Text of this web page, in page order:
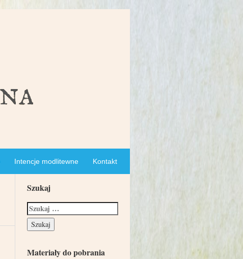
Intencje modlitewne Kontakt
Szukaj
Materiały do pobrania